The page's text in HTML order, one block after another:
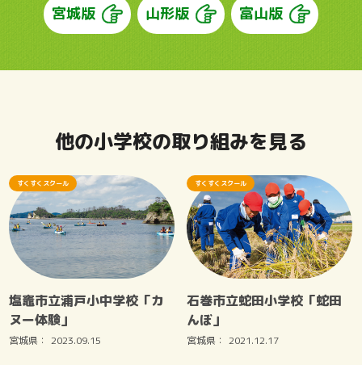
宮城版 山形版 富山版
他の小学校の取り組みを見る
塩竈市立浦戸小中学校「カ
ヌー体験」
宮城県： 2023.09.15
すくすくスクール
石巻市立蛇田小学校「蛇田
んぼ」
宮城県： 2021.12.17
すくすくスクール